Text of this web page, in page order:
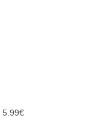
5.99€